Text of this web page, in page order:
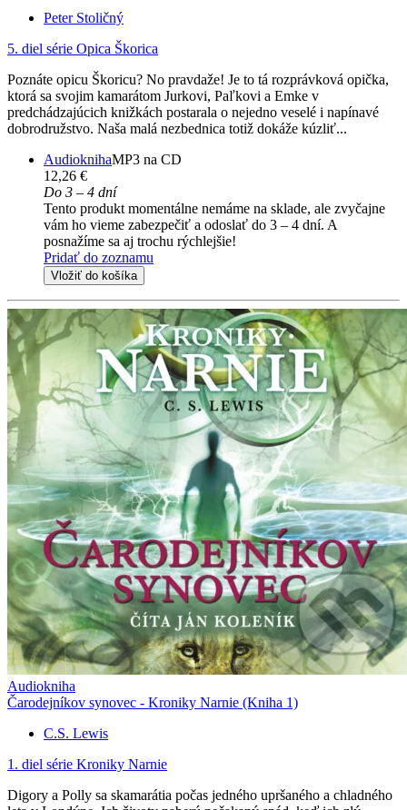
Peter Stoličný
5. diel série Opica Škorica
Poznáte opicu Škoricu? No pravdaže! Je to tá rozprávková opička,
ktorá sa svojim kamarátom Jurkovi, Paľkovi a Emke v
predchádzajúcich knižkách postarala o nejedno veselé i napínavé
dobrodružstvo. Naša malá nezbednica totiž dokáže kúzliť...
AudioknihaMP3 na CD
12,26 €
Do 3 – 4 dní
Tento produkt momentálne nemáme na sklade, ale zvyčajne
vám ho vieme zabezpečiť a odoslať do 3 – 4 dní. A
posnažíme sa aj trochu rýchlejšie!
Pridať do zoznamu
Vložiť do košíka
Audiokniha
Čarodejníkov synovec - Kroniky Narnie (Kniha 1)
C.S. Lewis
1. diel série Kroniky Narnie
Digory a Polly sa skamarátia počas jedného upršaného a chladného